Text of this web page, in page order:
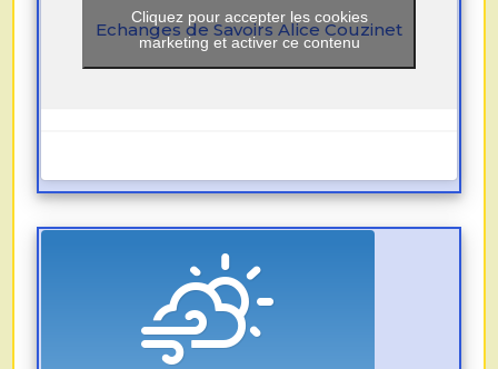
Echanges de Savoirs Alice Couzinet
Cliquez pour accepter les cookies
marketing et activer ce contenu